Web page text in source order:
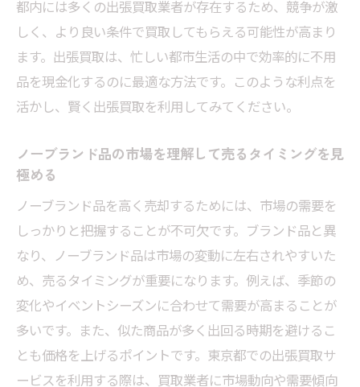
都内には多くの出張買取業者が存在するため、競争が激
しく、より良い条件で買取してもらえる可能性が高まり
ます。出張買取は、忙しい都市生活の中で効率的に不用
品を現金化するのに最適な方法です。このような利点を
活かし、賢く出張買取を利用してみてください。
ノーブランド品の市場を理解して売るタイミングを見
極める
ノーブランド品を高く売却するためには、市場の需要を
しっかりと把握することが不可欠です。ブランド品と異
なり、ノーブランド品は市場の変動に左右されやすいた
め、売るタイミングが重要になります。例えば、季節の
変化やイベントシーズンに合わせて需要が高まることが
多いです。また、似た商品が多く出回る時期を避けるこ
とも価格を上げるポイントです。東京都での出張買取サ
ービスを利用する際は、買取業者に市場動向や需要傾向